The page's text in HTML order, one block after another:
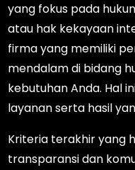
yang fokus pada
atau hak kekayaan
firma yang memiliki
mendalam di bidang
kebutuhan Anda. Hal
layanan serta hasil
Kriteria terakhir yang
transparansi dan